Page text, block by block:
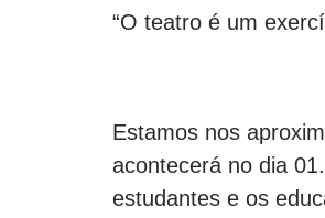
“O teatro é um
Estamos nos
acontecerá no dia
estudantes e os